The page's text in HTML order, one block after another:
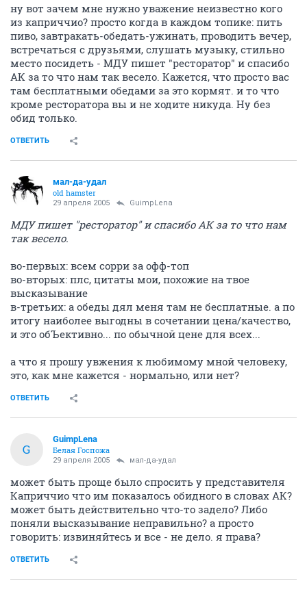
ну вот зачем мне нужно уважение неизвестно кого
из каприччио? просто когда в каждом топике: пить
пиво, завтракать-обедать-ужинать, проводить вечер,
встречаться с друзьями, слушать музыку, стильно
место посидеть - МДУ пишет "ресторатор" и спасибо
АК за то что нам так весело. Кажется, что просто вас
там бесплатными обедами за это кормят. и то что
кроме ресторатора вы и не ходите никуда. Ну без
обид только.
ОТВЕТИТЬ
мал-да-удал
old hamster
29 апреля 2005 GuimpLena
МДУ пишет "ресторатор" и спасибо АК за то что нам
так весело.
во-первых: всем сорри за офф-топ
во-вторых: плс, цитаты мои, похожие на твое
высказывание
в-третьих: а обеды дял меня там не бесплатные. а по
итогу наиболее выгодны в сочетании цена/качество,
и это обЪективно... по обычной цене для всех...
а что я прошу увжения к любимому мной человеку,
это, как мне кажется - нормально, или нет?
ОТВЕТИТЬ
G
GuimpLena
Белая Госпожа
29 апреля 2005 мал-да-удал
может быть проще было спросить у представителя
Каприччио что им показалось обидного в словах АК?
может быть действительно что-то задело? Либо
поняли высказывание неправильно? а просто
говорить: извиняйтесь и все - не дело. я права?
ОТВЕТИТЬ